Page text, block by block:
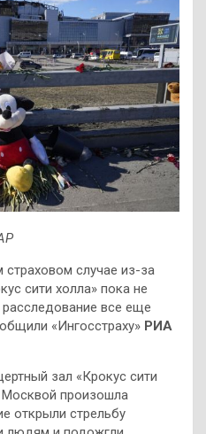
случае из-за
сити холла» пока не
расследование все еще
«Ингосстраху» РИА
зал «Крокус сити
Москвой произошла
открыли стрельбу